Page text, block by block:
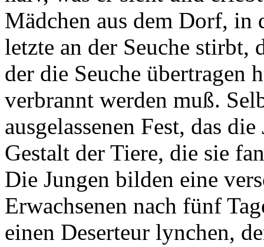
Mädchen aus dem Dorf, in
letzte an der Seuche stirbt,
der die Seuche übertragen
verbrannt werden muß.
ausgelassenen Fest, das
Gestalt der Tiere, die sie
Die Jungen bilden eine
Erwachsenen nach fünf
einen Deserteur lynchen,